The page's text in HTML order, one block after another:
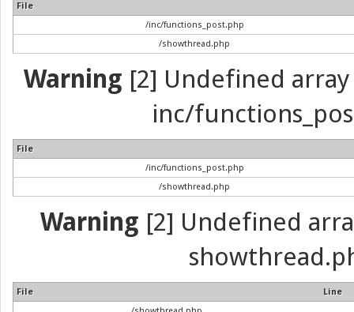
File
/inc/functions_post.php
/showthread.php
Warning [2] Undefined
inc/
File
/inc/functions_post.php
/showthread.php
Warning [2] Undefined
File
Line